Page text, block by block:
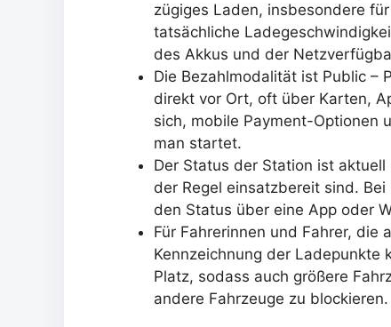
zügiges Laden, insbesondere
tatsächliche
des Akkus und der
Die Bezahlmodalität ist Public –
direkt vor Ort, oft über Karten,
sich, mobile Payment-Optionen
man startet.
Der Status der Station ist
der Regel einsatzbereit sind.
den Status über eine App oder
Für Fahrerinnen und Fahrer,
Kennzeichnung der Ladepunkte
Platz, sodass auch größere
andere Fahrzeuge zu blockieren.